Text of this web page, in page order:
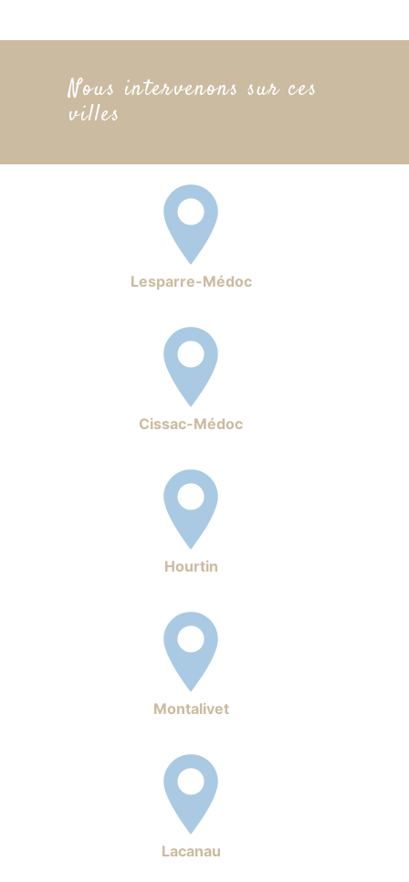
Nous intervenons sur ces
villes
Lesparre-Médoc
Cissac-Médoc
Hourtin
Montalivet
Lacanau